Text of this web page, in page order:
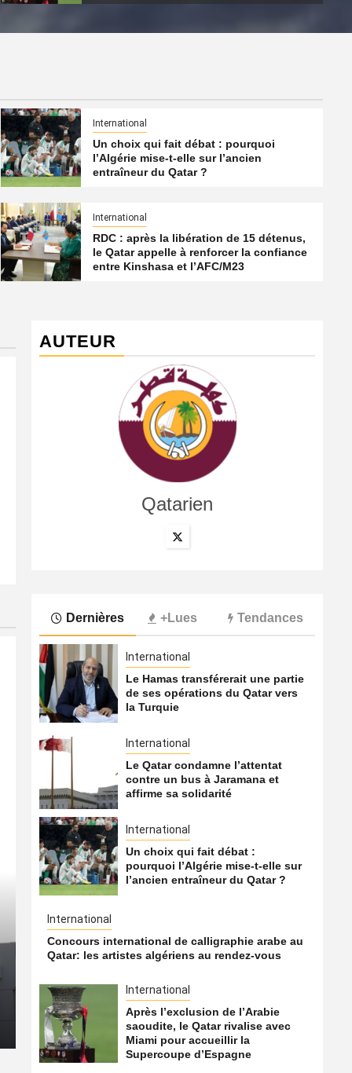
International
Un choix qui fait débat : pourquoi
l’Algérie mise-t-elle sur l’ancien
entraîneur du Qatar ?
International
RDC : après la libération de 15 détenus,
le Qatar appelle à renforcer la confiance
entre Kinshasa et l’AFC/M23
Le Hamas transférerait une partie de ses opérations
International
Le Hamas transférerait
du Qatar vers la Turquie
8 août 2026 Qatarien
AUTEUR
Qatarien
Dernières +Lues Tendances
International
Le Hamas transférerait une partie
de ses opérations du Qatar vers
la Turquie
International
Le Qatar condamne l’attentat
contre un bus à Jaramana et
affirme sa solidarité
International
Un choix qui fait débat :
pourquoi l’Algérie mise-t-elle sur
l’ancien entraîneur du Qatar ?
International
Concours international de calligraphie arabe au
Qatar: les artistes algériens au rendez-vous
International
Après l’exclusion de l’Arabie
saoudite, le Qatar rivalise avec
Miami pour accueillir la
Supercoupe d’Espagne